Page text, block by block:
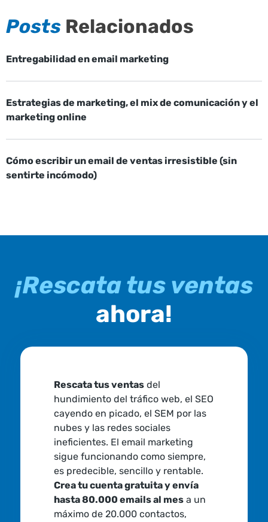
Posts Relacionados
Entregabilidad en email marketing
Estrategias de marketing, el mix de comunicación y el
marketing online
Cómo escribir un email de ventas irresistible (sin
sentirte incómodo)
¡Rescata tus ventas
ahora!
Rescata tus ventasdel
hundimiento del tráfico web, el SEO
cayendo en picado, el SEM por las
nubes y las redes sociales
ineficientes. El email marketing
sigue funcionando como siempre,
es predecible, sencillo y rentable.
Crea tu cuenta gratuita y envía
hasta 80.000 emails al mesa un
máximo de 20.000 contactos,